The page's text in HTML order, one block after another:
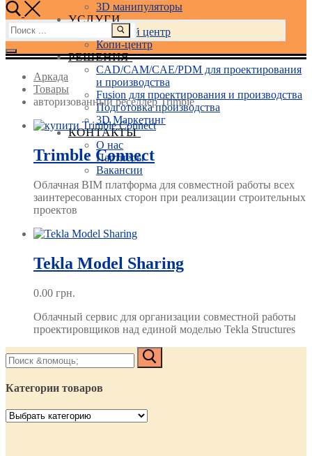
3D манипуляторы
УСЛУГИ
Учебный центр
Копи-центр
РЕШЕНИЯ
CAD/CAM/CAE/PDM для проектирования
и производства
Fusion для проектирования и производства
Подготовка производства
3D Маркетинг
КОНТАКТЫ
О нас
Партнеры
Вакансии
Найти:
Аркада
Товары
авторизованный реселлер Trimble
Trimble Connect
Облачная BIM платформа для совместной работы всех
заинтересованных сторон при реализации строительных
проектов
Tekla Model Sharing
0.00 грн.
Облачный сервис для организации совместной работы
проектировщиков над единой моделью Tekla Structures
Найти:
Категории товаров